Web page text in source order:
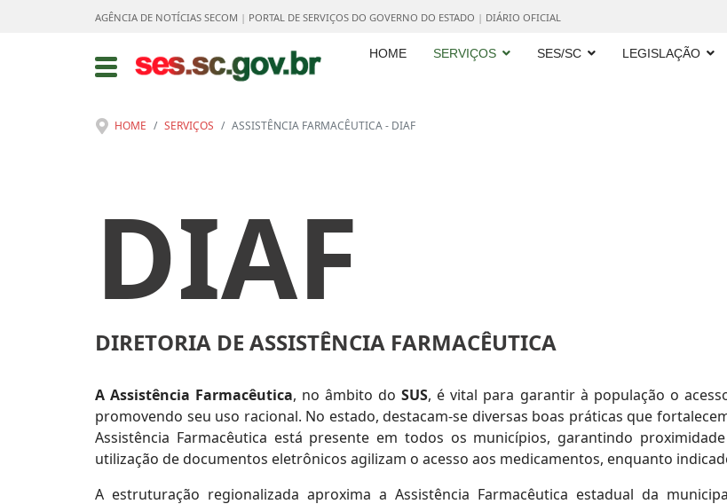
AGÊNCIA DE NOTÍCIAS SECOM | PORTAL DE SERVIÇOS DO GOVERNO DO ESTADO | DIÁRIO OFICIAL
HOME SERVIÇOS SES/SC LEGISLAÇÃO
HOME SERVIÇOS ASSISTÊNCIA FARMACÊUTICA - DIAF
DIAF
DIRETORIA DE ASSISTÊNCIA FARMACÊUTICA
A Assistência Farmacêutica, no âmbito doSUS, é vital para garantir à população o
promovendo seu uso racional. No estado, destacam-se diversas boas práticas que
Assistência Farmacêutica está presente em todos os municípios, garantindo
utilização de documentos eletrônicos agilizam o acesso aos medicamentos, enquanto
A estruturação regionalizada aproxima a Assistência Farmacêutica estadual da